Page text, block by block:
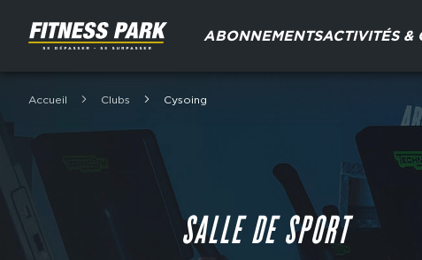
contenu
navigation
ABONNEMENTSACTIVITÉS &
Fil
Accueil Clubs Cysoing
SALLE DE SPORT